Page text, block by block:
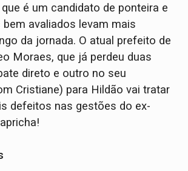
é um candidato de ponteira e
avaliados levam mais
da jornada. O atual prefeito de
Moraes, que já perdeu duas
direto e outro no seu
Cristiane) para Hildão vai tratar
defeitos nas gestões do ex-